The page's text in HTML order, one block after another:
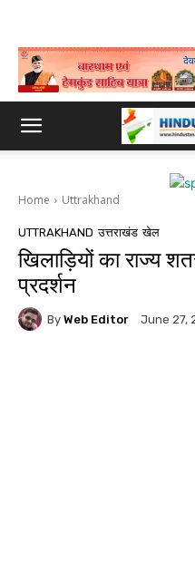
Home Uttrakhand
UTTRAKHAND उत्तराखंड खेल
खिलाड़ियों का राज्य
प्रदर्शन
By Web Editor June 27,